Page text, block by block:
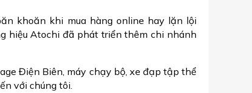
khoăn khi mua hàng online hay lặn lội
hiệu Atochi đã phát triển thêm chi nhánh
Điện Biên, máy chạy bộ, xe đạp tập thể
với chúng tôi.